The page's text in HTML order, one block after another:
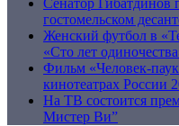
Сенатор Гибатдинов
гостомельском
Женский футбол в
«Сто лет
Фильм «Человек-
кинотеатрах России
На ТВ состоится
Мистер Ви”